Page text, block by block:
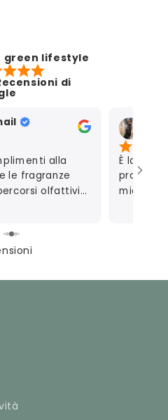
green lifestyle
di
alla
le fragranze
olfattivi
È la
mio
riguarda